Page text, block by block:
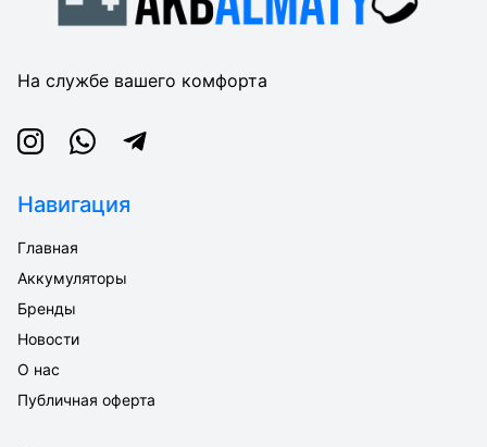
На службе вашего комфорта
InstagramWhatsappTelegram
Навигация
Главная
Аккумуляторы
Бренды
Новости
О нас
Публичная оферта